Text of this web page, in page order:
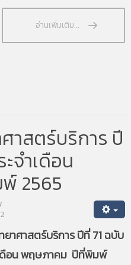
อ่านเพิ่มเติม...
าสตร์บริการ ปี
จำเดือน
2565
ยาศาสตร์บริการ ปีที่ 71 ฉบับ
ดือน พฤษภาคม ปีที่พิมพ์